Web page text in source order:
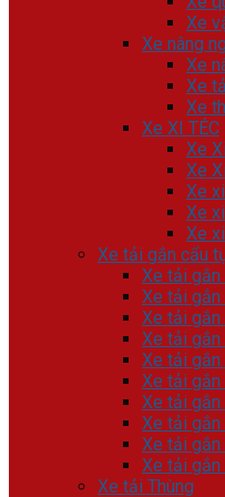
Xe
Xe nâng
Xe
Xe
Xe
Xe XI TÉC
Xe
Xe
Xe
Xe
Xe
Xe tải gắn cẩu
Xe tải gắn
Xe tải gắn
Xe tải gắn
Xe tải gắn
Xe tải gắn
Xe tải gắn
Xe tải gắn
Xe tải gắn
Xe tải
Xe tải gắn
Xe tải Thùng